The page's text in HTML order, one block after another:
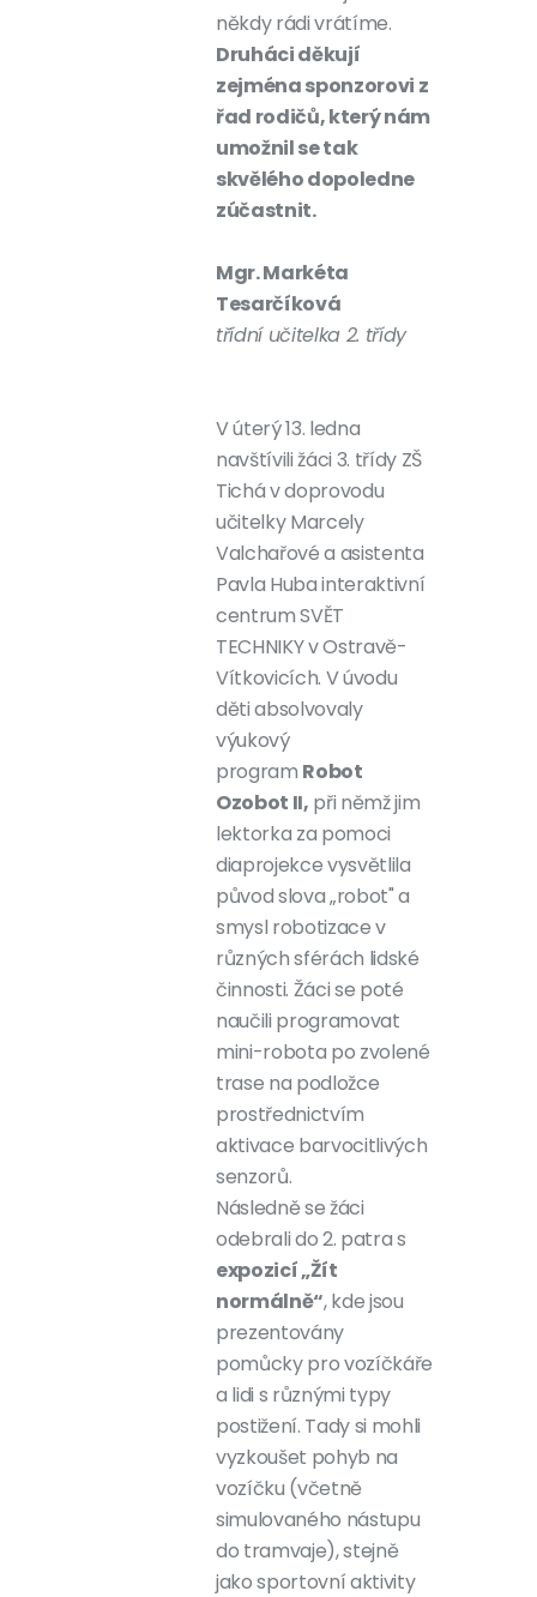
někdy rádi vrátíme.
Druháci děkují
zejména sponzorovi z
řad rodičů, který nám
umožnil se tak
skvělého dopoledne
zúčastnit.
Mgr. Markéta
Tesarčíková
třídní učitelka 2. třídy
V úterý 13. ledna
navštívili žáci 3. třídy ZŠ
Tichá v doprovodu
učitelky Marcely
Valchařové a asistenta
Pavla Huba interaktivní
centrum SVĚT
TECHNIKY v Ostravě-
Vítkovicích. V úvodu
děti absolvovaly
výukový
program Robot
Ozobot II, při němž jim
lektorka za pomoci
diaprojekce vysvětlila
původ slova „robot" a
smysl robotizace v
různých sférách lidské
činnosti. Žáci se poté
naučili programovat
mini-robota po zvolené
trase na podložce
prostřednictvím
aktivace barvocitlivých
senzorů.
Následně se žáci
odebrali do 2. patra s
expozicí „Žít
normálně“, kde jsou
prezentovány
pomůcky pro vozíčkáře
a lidi s různými typy
postižení. Tady si mohli
vyzkoušet pohyb na
vozíčku (včetně
simulovaného nástupu
do tramvaje), stejně
jako sportovní aktivity